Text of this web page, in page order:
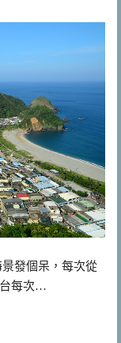
發個呆，每次從
台每次…